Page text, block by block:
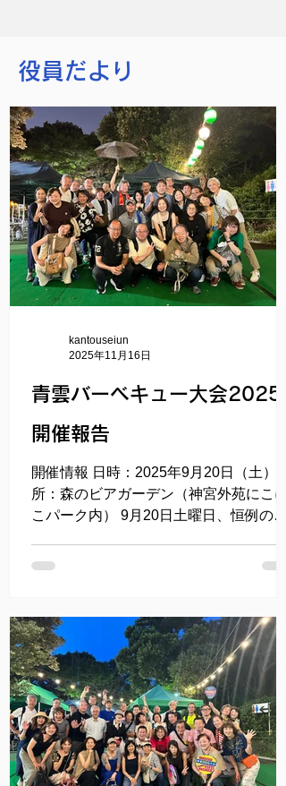
役員だより
青雲バーベキュー大会2025
開催報告
開催情報 日時：2025年9月20日（土）
所：森のビアガーデン（神宮外苑にこに
こパーク内） 9月20日土曜日、恒例の
了いたしました！ 集合時間の16時ころは
イトをきっちり予約していました。むし
ろ涼しいくらいで過去最高の気温だった
と言っていいでしょう。その甲斐あって
総勢27名もの方々にご参加いただき、28
回生･杉野さん（スーパーエキセントリ
クシアター所属の女優さん♡）そして宴
は飲む飲む食う食うしゃべるしゃべるの
無限ループ状態！今年もめちゃくちゃ盛
kantouseiun
2025年11月16日